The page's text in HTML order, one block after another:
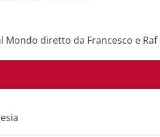
Mondo diretto da Francesco e